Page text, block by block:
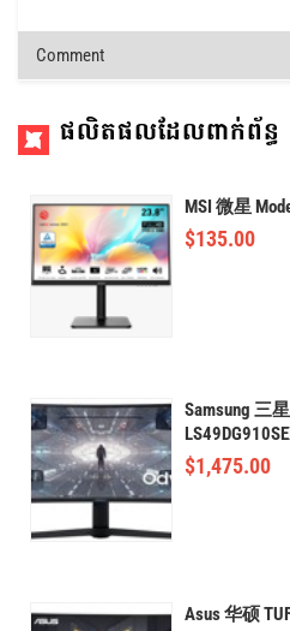
Comment
ផលិតផលដែលពាក់ព័ន្ធ
MSI 微星
$135.00
Samsung 三
$1,475.00
Asus 华硕